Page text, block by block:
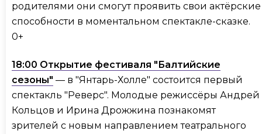
родителями они смогут проявить свои актёрские
способности в моментальном спектакле-сказке.
0+
18:00 Открытие фестиваля "Балтийские
сезоны" — в "Янтарь-Холле" состоится первый
спектакль "Реверс". Молодые режиссёры Андрей
Кольцов и Ирина Дрожжина познакомят
зрителей с новым направлением театрального